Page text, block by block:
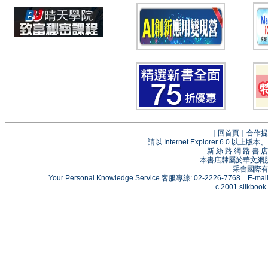
回首頁
合作
請以 Internet Explorer 6.0 以上版本
新 絲 路 網 路 書
本書店隸屬於華文網
采舍國際
Your Personal Knowledge Service 客服專線: 02-2226-7768 E-
c 2001